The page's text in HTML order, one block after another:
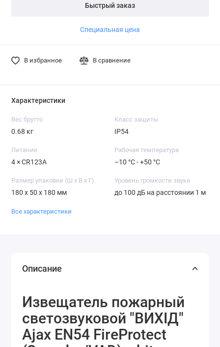
Быстрый заказ
Специальная цена
части платежа.
части платежа.
В избранное В сравнение
Характеристики
Вес брутто
0.68 кг
Класс защиты
IP54
Питание
4 × CR123A
Рабочая температура
–10 °C - +50 °C
Размер упаковки (Ш х В х Г)
180 x 50 x 180 мм
Уровень громкости звука
до 100 дБ на расстоянии 1 м
Все характеристики
Описание
Извещатель пожарный
светозвуковой "ВИХІД"
Ajax EN54 FireProtect